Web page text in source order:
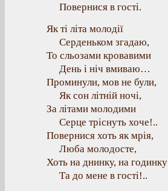
Повернися в гості.
Як ті літа молодії
Серденьком згадаю,
То сльозами кровавими
День і ніч вмиваю…
Проминули, мов не були,
Як сон літній ночі,
За літами молодими
Серце тріснуть хоче!..
Повернися хоть як мрія,
Люба молодосте,
Хоть на днинку, на годинку
Та до мене в гості!..